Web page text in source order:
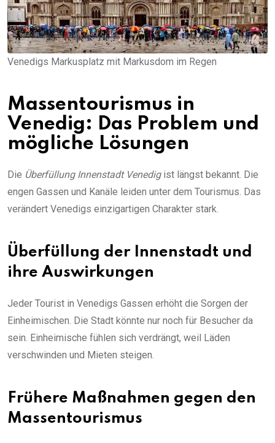
Venedigs Markusplatz mit Markusdom im Regen
Massentourismus in
Venedig: Das Problem und
mögliche Lösungen
Die Überfüllung Innenstadt Venedigist längst bekannt. Die
engen Gassen und Kanäle leiden unter dem Tourismus. Das
verändert Venedigs einzigartigen Charakter stark.
Überfüllung der Innenstadt und
ihre Auswirkungen
Jeder Tourist in Venedigs Gassen erhöht die Sorgen der
Einheimischen. Die Stadt könnte nur noch für Besucher da
sein. Einheimische fühlen sich verdrängt, weil Läden
verschwinden und Mieten steigen.
Frühere Maßnahmen gegen den
Massentourismus